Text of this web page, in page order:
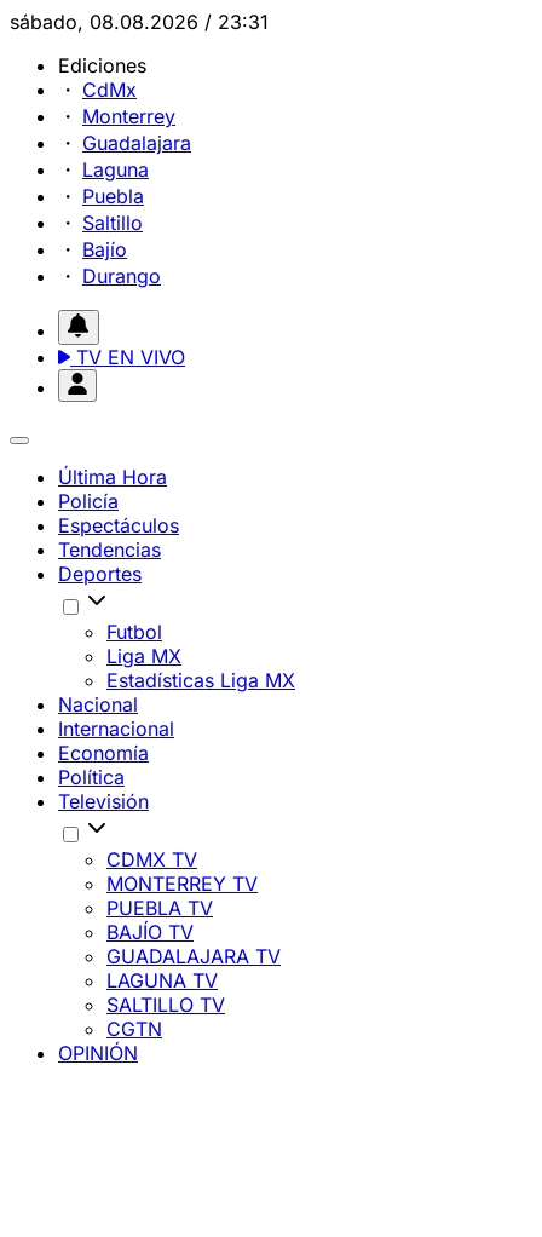
sábado, 08.08.2026 / 23:31
Ediciones
CdMx
Monterrey
Guadalajara
Laguna
Puebla
Saltillo
Bajío
Durango
TV EN VIVO
Última Hora
Policía
Espectáculos
Tendencias
Deportes
Futbol
Liga MX
Estadísticas Liga MX
Nacional
Internacional
Economía
Política
Televisión
CDMX TV
MONTERREY TV
PUEBLA TV
BAJÍO TV
GUADALAJARA TV
LAGUNA TV
SALTILLO TV
CGTN
OPINIÓN